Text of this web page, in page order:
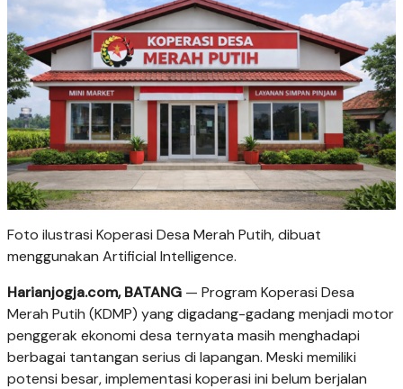
Foto ilustrasi Koperasi Desa Merah Putih, dibuat
menggunakan Artificial Intelligence.
Harianjogja.com, BATANG — Program Koperasi Desa
Merah Putih (KDMP) yang digadang-gadang menjadi motor
penggerak ekonomi desa ternyata masih menghadapi
berbagai tantangan serius di lapangan. Meski memiliki
potensi besar, implementasi koperasi ini belum berjalan